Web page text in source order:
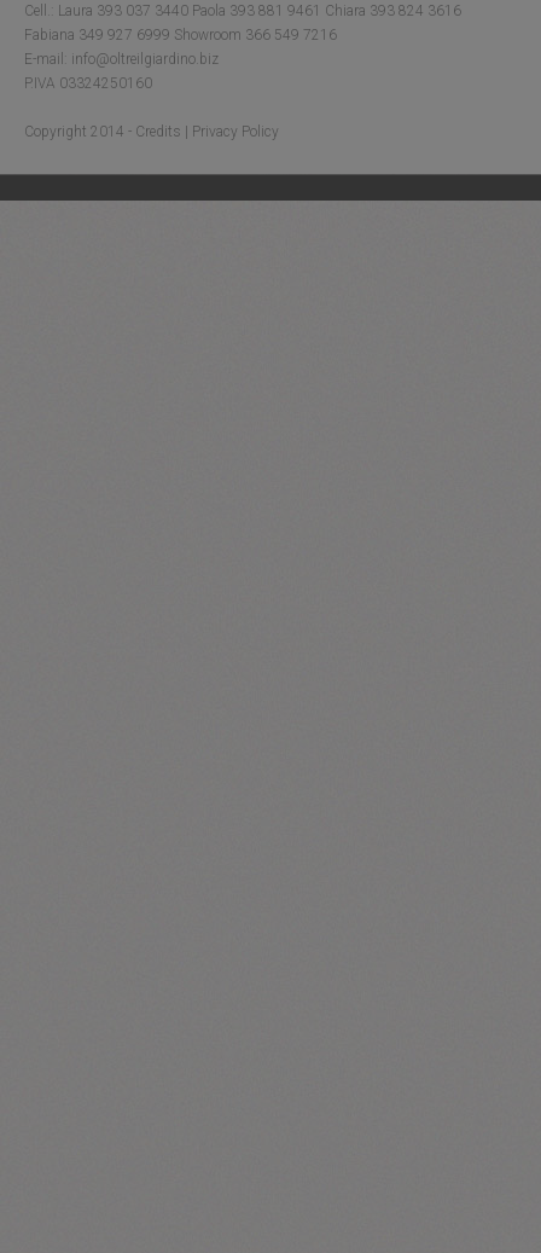
Cell.: Laura 393 037 3440 Paola 393 881 9461 Chiara 393 824 3616
Fabiana 349 927 6999 Showroom 366 549 7216
E-mail: info@oltreilgiardino.biz
P.IVA 03324250160
Copyright 2014 - Credits Privacy Policy